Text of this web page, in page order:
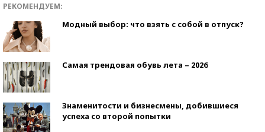
РЕКОМЕНДУЕМ:
Модный выбор: что взять с собой в отпуск?
Самая трендовая обувь лета – 2026
Знаменитости и бизнесмены, добившиеся
успеха со второй попытки